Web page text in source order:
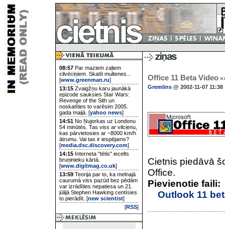
08:57 Par maziem zaļiem
cilvēciņiem. Skatīt multenes...
[www.greenman.ru]
13:15 Zvaigžņu karu jaunākā
epizode sauksies Star Wars:
Revenge of the Sith un
noskatīties to varēsim 2005.
gada maijā. [yahoo news]
14:51 No Ņujorkas uz Londonu
54 minūtēs. Tas viss ar vilcienu,
kas pārvietosies ar ~8000 km/h
ātrumu. Vai tas ir iespējams?
[media.dsc.discovery.com]
14:15 Interneta "tētis" iecelts
bruņinieku kārtā.
[www.digitmag.co.uk]
13:59 Teorija par to, ka melnajā
caurumā viss pazūd bez pēdām
var izrādīties nepatiesa un 21.
jūlijā Stephen Hawking centīsies
to pierādīt. [new scientist]
[RSS]
Office 11 Beta Video
Gremlins @ 2002-11-07 11:38
Cietnis piedāvā
Office.
Pievienotie faili:
Outlook 11